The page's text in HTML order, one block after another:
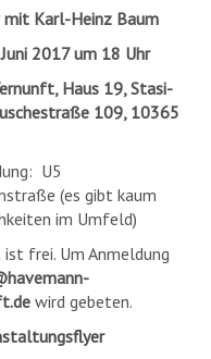
Karl-Heinz Baum
2017 um 18 Uhr
Haus 19, Stasi-
109, 10365
U5
(es gibt kaum
im Umfeld)
frei. Um Anmeldung
havemann-
wird gebeten.